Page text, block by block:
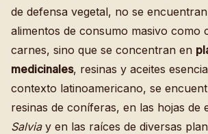
de defensa vegetal, no se
alimentos de consumo masivo como
carnes, sino que se concentran en
medicinales, resinas y aceites
contexto latinoamericano, se
resinas de coníferas, en las hojas de
Salviay en las raíces de diversas